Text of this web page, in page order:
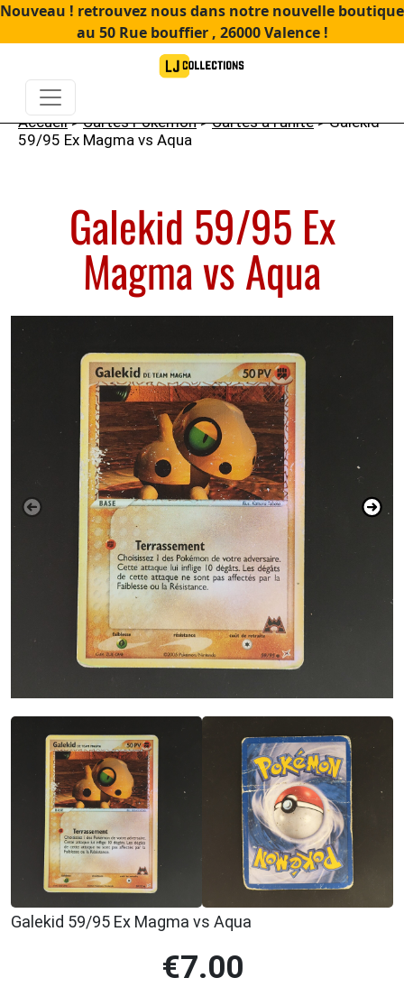
Nouveau ! retrouvez nous dans notre nouvelle boutique
au 50 Rue bouffier , 26000 Valence !
Accueil>Cartes Pokémon>Cartes à l'unité> Galekid
59/95 Ex Magma vs Aqua
Galekid 59/95 Ex
Magma vs Aqua
Galekid 59/95 Ex Magma vs Aqua
€7.00